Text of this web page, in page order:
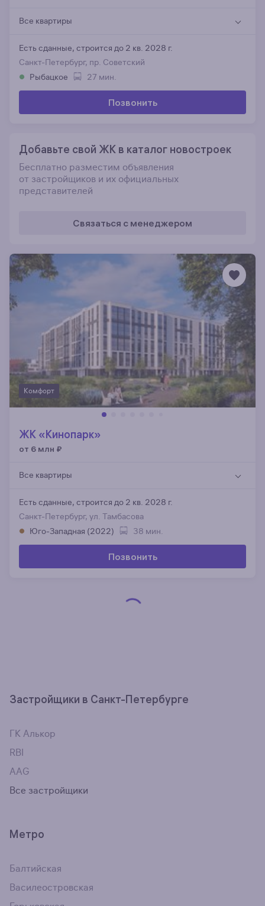
Все квартиры
Есть сданные, строится до 2 кв. 2028 г.
Санкт-Петербург, пр. Советский
Рыбацкое
27 мин.
Позвонить
Добавьте свой ЖК в каталог новостроек
Бесплатно разместим объявления
от застройщиков и их официальных
представителей
Связаться с менеджером
Комфорт
ЖК «Кинопарк»
от 6 млн ₽
Все квартиры
Есть сданные, строится до 2 кв. 2028 г.
Санкт-Петербург, ул. Тамбасова
Юго-Западная (2022)
38 мин.
Позвонить
Застройщики в Санкт-Петербурге
ГК Алькор
RBI
AAG
Все застройщики
Метро
Балтийская
Василеостровская